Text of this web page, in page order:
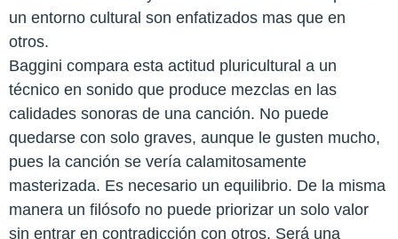
un entorno cultural son enfatizados mas que en
otros.
Baggini compara esta actitud pluricultural a un
técnico en sonido que produce mezclas en las
calidades sonoras de una canción. No puede
quedarse con solo graves, aunque le gusten mucho,
pues la canción se vería calamitosamente
masterizada. Es necesario un equilibrio. De la misma
manera un filósofo no puede priorizar un solo valor
sin entrar en contradicción con otros. Será una